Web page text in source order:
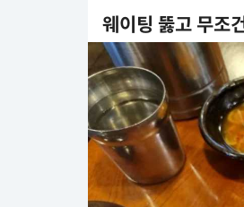
웨이팅 뚫고 무조